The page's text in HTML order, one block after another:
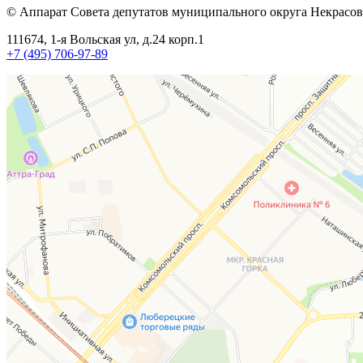
© Аппарат Совета депутатов муниципального округа
111674, 1-я Вольская ул, д.24 корп.1
+7 (495) 706-97-89